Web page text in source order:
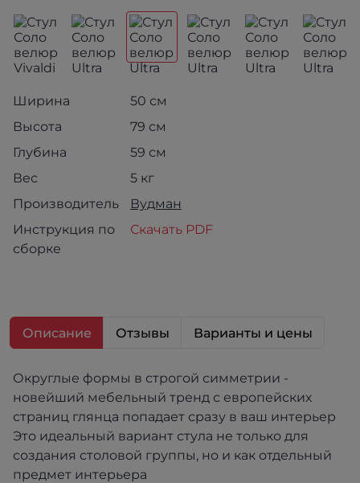
Ширина
50 см
Высота
79 см
Глубина
59 см
Вес
5 кг
Производитель
Вудман
Инструкция по
сборке
Скачать PDF
Описание Отзывы Варианты и цены
Округлые формы в строгой симметрии -
новейший мебельный тренд с европейских
страниц глянца попадает сразу в ваш интерьер
Это идеальный вариант стула не только для
создания столовой группы, но и как отдельный
предмет интерьера